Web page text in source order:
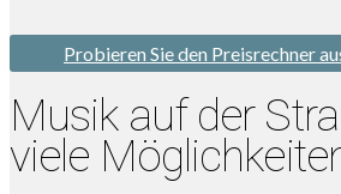
Probieren Sie den Preisrechner
Musik auf der
viele